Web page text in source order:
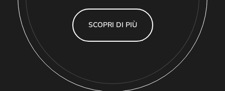
SCOPRI DI PIÙ